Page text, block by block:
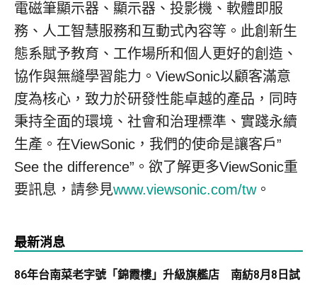
電磁筆顯示器、顯示器、投影機、軟體即服
務、人工智慧服務和互動式內容等。此創新生
態系賦予教育、工作場所和個人更好的創造、
協作與無縫學習能力。ViewSonic以顧客滿意
度為核心，致力於研發性能卓越的產品，同時
秉持全面的環境、社會和治理標準、實踐永續
生產。在ViewSonic，我們的使命是讓客戶”
See the difference”。欲了解更多ViewSonic重
要訊息，請參見www.viewsonic.com/tw。
最新消息
86年台南菜老字號「錦霞樓」升級旗艦店 南紡8月8日試